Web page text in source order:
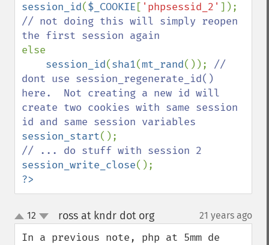
session_id($_COOKIE [ 'phpsessid_2'
// not doing this will simply reopen
else
session_id(sha1(mt_rand()); //
dont use session_regenerate_id()
here.  Not creating a new id will
create two cookies with same session
session_start
session_write_close
?>
up
down
12 ross at kndr dot org¶ 21 years ago
In a previous note, php at 5mm de